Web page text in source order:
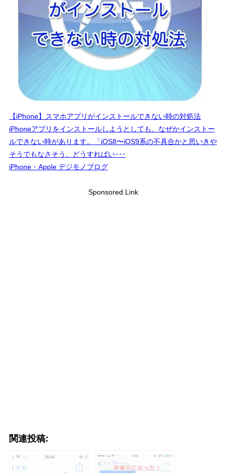
【iPhone】スマホアプリがインストールできない時の対処法
iPhoneアプリをインストールしようとしても、なぜかインストー
ルできない時があります。「iOS8〜iOS9系の不具合かと思いきや
そうでもなさそう、どうすればい･･･
iPhone・Apple デジモノブログ
Sponsored Link
関連投稿: